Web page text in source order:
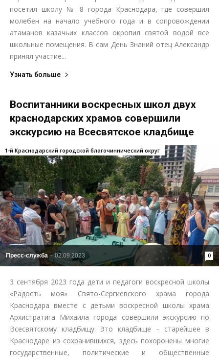
посетил школу № 8 города Краснодара, где совершил
молебен на начало учебного года и в сопровождении
атаманов казачьих классов окропил святой водой все
школьные помещения. В сам День Знаний отец Александр
принял участие...
Узнать больше
Воспитанники воскресных школ двух
краснодарских храмов совершили
экскурсию на Всесвятское кладбище
Пресс-служба - 02.09.2023 0
1-й Краснодарский городской благочиннический округ
3 сентября 2023 года дети и педагоги воскресной школы
«Радость моя» Свято-Сергиевского храма города
Краснодара вместе с детьми воскресной школы храма
Архистратига Михаила города совершили экскурсию по
Всесвятскому кладбищу. Это кладбище – старейшее в
Краснодаре из сохранившихся, здесь похоронены многие
государственные, политические и общественные